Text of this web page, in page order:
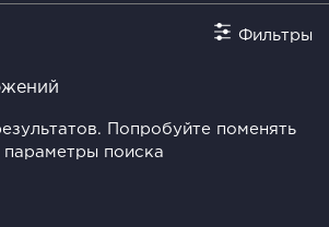
Фильтры
Попробуйте поменять
параметры поиска